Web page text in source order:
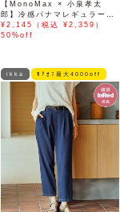
【MonoMax × 小泉孝太
郎】冷感パナマレギュラーカ
ラー半袖シャツ「小泉孝太郎
さん着用モデル」
¥2,145（税込 ¥2,359）
50%off
ikka ﾓｱｵﾌ最大4000off